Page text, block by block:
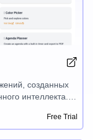
созданных
интеллекта.
просмотр
домена
Free Trial